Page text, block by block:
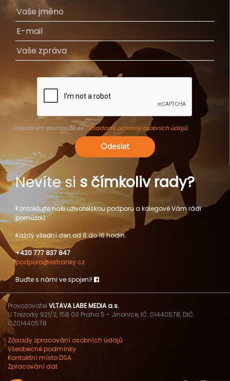
Odesláním souhlasíte seZásadami ochrany osobních údajů.
Odeslat
Nevíte si s čímkoliv rady?
Kontaktujte naši uživatelskou podporu a kolegové Vám rádi
pomůžou.
Každý všední den od 8 do 16 hodin.
+420 777 837 847
podpora@estranky.cz
Buďte s námi ve spojení!
Provozovatel VLTAVA LABE MEDIA a.s.
U Trezorky 921/2, 158 00 Praha 5 - Jinonice, IČ: 01440578, DIČ:
CZ01440578
Zásady zpracování osobních údajů
Všeobecné podmínky
Kontaktní místo DSA
Zpracování dat